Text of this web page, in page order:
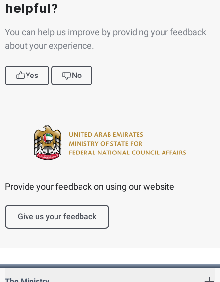
helpful?
You can help us improve by providing your feedback
about your experience.
Yes No
Provide your feedback on using our website
Give us your feedback